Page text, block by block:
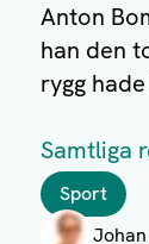
Anton
han den
rygg
Samtliga
Taggar
Sport
Författare